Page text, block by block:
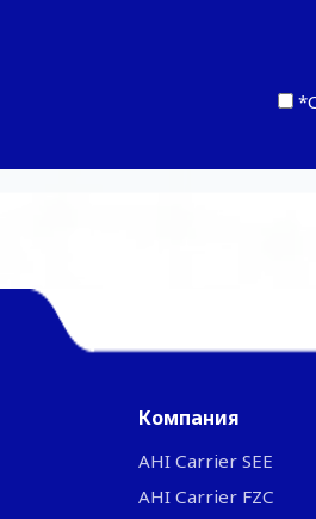
Компания
ΑΗΙ Carrier SEE
AHI Carrier FZC